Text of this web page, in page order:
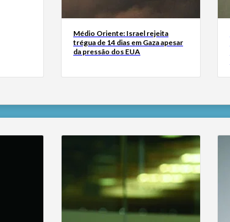
Médio Oriente: Israel rejeita
trégua de 14 dias em Gaza apesar
da pressão dos EUA